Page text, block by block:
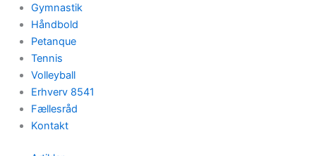
Gymnastik
Håndbold
Petanque
Tennis
Volleyball
Erhverv 8541
Fællesråd
Kontakt